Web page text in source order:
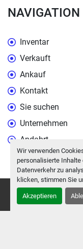
Wir verwenden
personalisierte Inhalte
Datenverkehr zu
klicken, stimmen Sie
Akzeptieren
NAVIGATION
Inventar
Verkauft
Ankauf
Kontakt
Sie suchen
Unternehmen
Andahrt
Cookie-